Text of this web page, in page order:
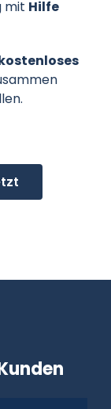
mit Hilfe